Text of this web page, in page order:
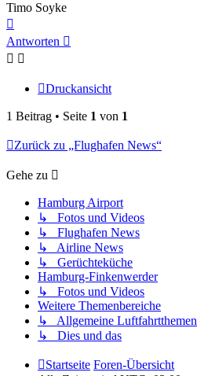
Timo Soyke
oben
Antworten
Druckansicht
1 Beitrag • Seite 1 von 1
Zurück zu „Flughafen News“
Gehe zu
Hamburg Airport
↳ Fotos und Videos
↳ Flughafen News
↳ Airline News
↳ Gerüchteküche
Hamburg-Finkenwerder
↳ Fotos und Videos
Weitere Themenbereiche
↳ Allgemeine Luftfahrtthemen
↳ Dies und das
Startseite Foren-Übersicht